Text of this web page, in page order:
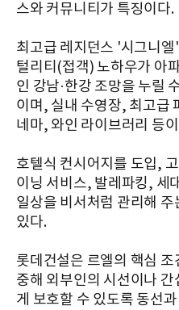
스와 커뮤니티가 특징이다.
최고급 레지던스 '시그니엘
털리티(접객) 노하우가 아
인 강남·한강 조망을 누릴
이며, 실내 수영장, 최고급
네마, 와인 라이브러리 등
호텔식 컨시어지를 도입,
이닝 서비스, 발레파킹, 세
일상을 비서처럼 관리해
있다.
롯데건설은 르엘의 핵심
중해 외부인의 시선이나
게 보호할 수 있도록 동선